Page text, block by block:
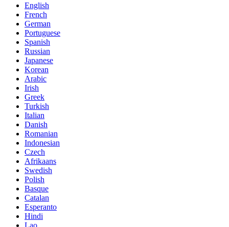
English
French
German
Portuguese
Spanish
Russian
Japanese
Korean
Arabic
Irish
Greek
Turkish
Italian
Danish
Romanian
Indonesian
Czech
Afrikaans
Swedish
Polish
Basque
Catalan
Esperanto
Hindi
Lao